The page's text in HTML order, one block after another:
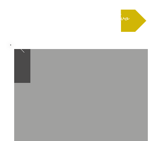
Richiedere un preventivo